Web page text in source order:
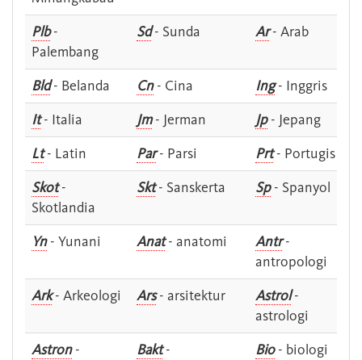
Plb-
Palembang
Sd- Sunda Ar- Arab
Bld- Belanda Cn- Cina Ing- Inggris
It- Italia Jm- Jerman Jp- Jepang
Lt- Latin Par- Parsi Prt- Portugis
Skot-
Skotlandia
Skt- Sanskerta Sp- Spanyol
Yn- Yunani Anat- anatomi Antr-
antropologi
Ark- Arkeologi Ars- arsitektur Astrol-
astrologi
Astron-
Bakt-
Bio- biologi